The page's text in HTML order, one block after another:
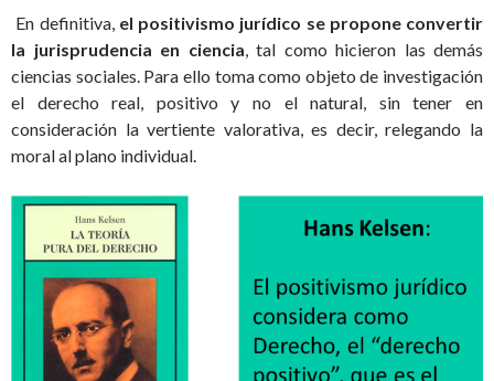
En definitiva, el positivismo jurídico se propone convertir
la jurisprudencia en ciencia, tal como hicieron las demás
ciencias sociales. Para ello toma como objeto de investigación
el derecho real, positivo y no el natural, sin tener en
consideración la vertiente valorativa, es decir, relegando la
moral al plano individual.